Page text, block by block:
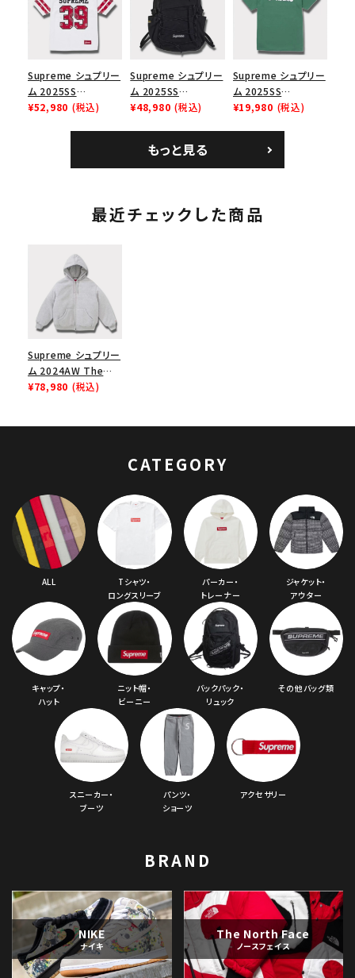
スロゴTシャツ ホワ
イト 白
ューズ ホワイト ブラック 黒
Supreme シュプリー
ム 2025SS
Bandana Football
¥52,980 (税込)
Supreme シュプリー
ム 2025SS
Backpack バックパッ
¥48,980 (税込)
Supreme シュプリー
ム 2025SS
Homerun Tee ホー
¥19,980 (税込)
もっと見る
最近チェックした商品
Supreme シュプリー
ム 2024AW The
North Face Down
¥78,980 (税込)
CATEGORY
ALL
Tシャツ・
ロングスリーブ
パーカー・
トレーナー
ジャケット・
アウター
キャップ・
ハット
ニット帽・
ビーニー
バックパック・
リュック
その他バッグ類
スニーカー・
ブーツ
パンツ・
ショーツ
アクセサリー
BRAND
NIKE
ナイキ
The North Face
ノースフェイス